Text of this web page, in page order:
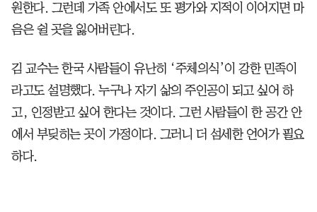
원한다. 그런데 가족 안에서도 또 평가와 지적이 이어지면 마
음은 쉴 곳을 잃어버린다.
김 교수는 한국 사람들이 유난히 ‘주체의식’이 강한 민족이
라고도 설명했다. 누구나 자기 삶의 주인공이 되고 싶어 하
고, 인정받고 싶어 한다는 것이다. 그런 사람들이 한 공간 안
에서 부딪히는 곳이 가정이다. 그러니 더 섬세한 언어가 필요
하다.